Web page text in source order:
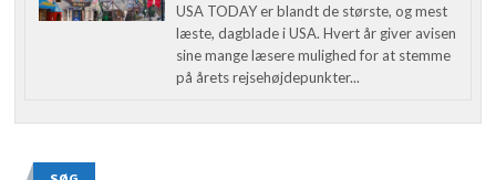
USA TODAY er blandt de største, og mest
læste, dagblade i USA. Hvert år giver avisen
sine mange læsere mulighed for at stemme
på årets rejsehøjdepunkter...